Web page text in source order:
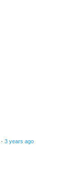
· 3 years ago